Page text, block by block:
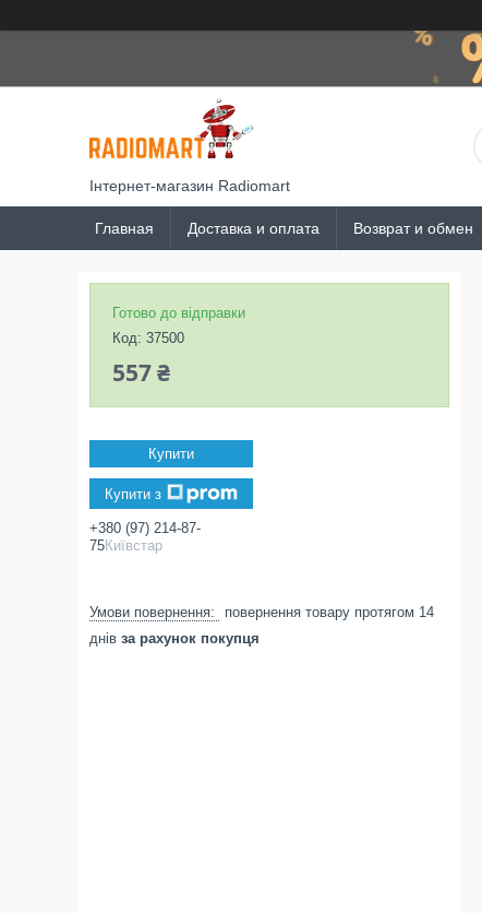
Інтернет-магазин Radiomart
Главная Доставка и оплата Возврат и обмен
Готово до відправки
Код: 37500
557 ₴
Купити
Купити з
+380 (97) 214-87-
75Київстар
повернення товару протягом 14
днів за рахунок покупця